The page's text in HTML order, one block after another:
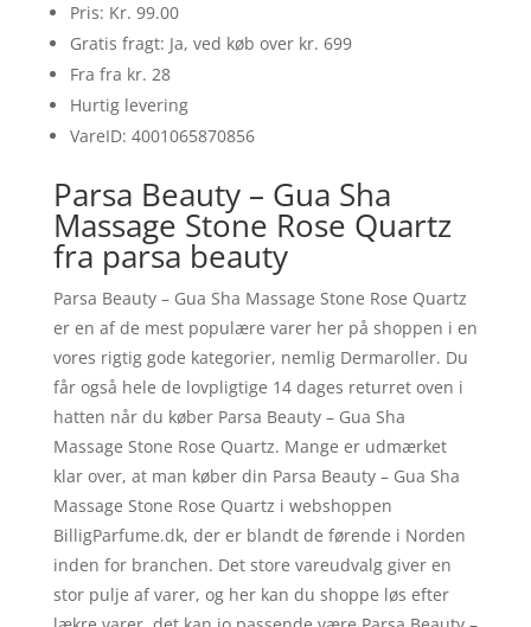
Pris: Kr. 99.00
Gratis fragt: Ja, ved køb over kr. 699
Fra fra kr. 28
Hurtig levering
VareID: 4001065870856
Parsa Beauty – Gua Sha
Massage Stone Rose Quartz
fra parsa beauty
Parsa Beauty – Gua Sha Massage Stone Rose Quartz
er en af de mest populære varer her på shoppen i en
vores rigtig gode kategorier, nemlig Dermaroller. Du
får også hele de lovpligtige 14 dages returret oven i
hatten når du køber Parsa Beauty – Gua Sha
Massage Stone Rose Quartz. Mange er udmærket
klar over, at man køber din Parsa Beauty – Gua Sha
Massage Stone Rose Quartz i webshoppen
BilligParfume.dk, der er blandt de førende i Norden
inden for branchen. Det store vareudvalg giver en
stor pulje af varer, og her kan du shoppe løs efter